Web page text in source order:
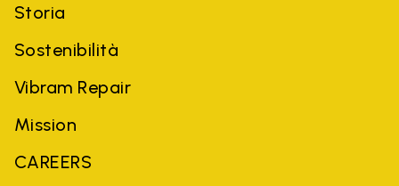
Storia
Sostenibilità
Vibram Repair
Mission
CAREERS